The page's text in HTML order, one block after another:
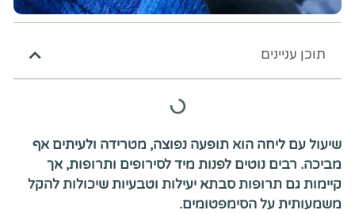
תוכן עניינים
שיעול עם ליחה הוא תופעה נפוצה, מטרידה ולעיתים אף
מביכה. רבים נוטים לפנות מיד לסירופים ותרופות, אך
קיימות גם תרופות סבתא יעילות וטבעיות שיכולות להקל
משמעותית על הסימפטומים.